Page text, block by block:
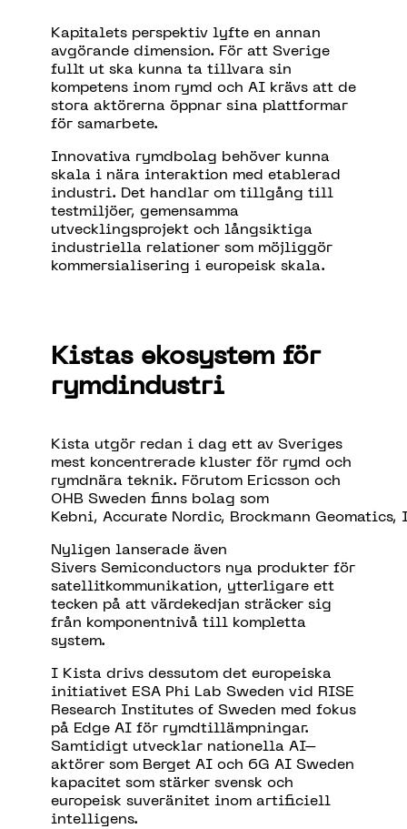
Kapitalets perspektiv lyfte en annan
avgörande dimension. För att Sverige
fullt ut ska kunna ta tillvara sin
kompetens inom rymd och AI krävs att de
stora aktörerna öppnar sina plattformar
för samarbete.
Innovativa rymdbolag behöver kunna
skala i nära interaktion med etablerad
industri. Det handlar om tillgång till
testmiljöer, gemensamma
utvecklingsprojekt och långsiktiga
industriella relationer som möjliggör
kommersialisering i europeisk skala.
Kistas ekosystem för
rymdindustri
Kista utgör redan i dag ett av Sveriges
mest koncentrerade kluster för rymd och
rymdnära teknik. Förutom Ericsson och
OHB Sweden finns bolag som
Kebni, Accurate Nordic, Brockmann Geomatics,
Nyligen lanserade även
Sivers Semiconductors nya produkter för
satellitkommunikation, ytterligare ett
tecken på att värdekedjan sträcker sig
från komponentnivå till kompletta
system.
I Kista drivs dessutom det europeiska
initiativet ESA Phi Lab Sweden vid RISE
Research Institutes of Sweden med fokus
på Edge AI för rymdtillämpningar.
Samtidigt utvecklar nationella AI–
aktörer som Berget AI och 6G AI Sweden
kapacitet som stärker svensk och
europeisk suveränitet inom artificiell
intelligens.